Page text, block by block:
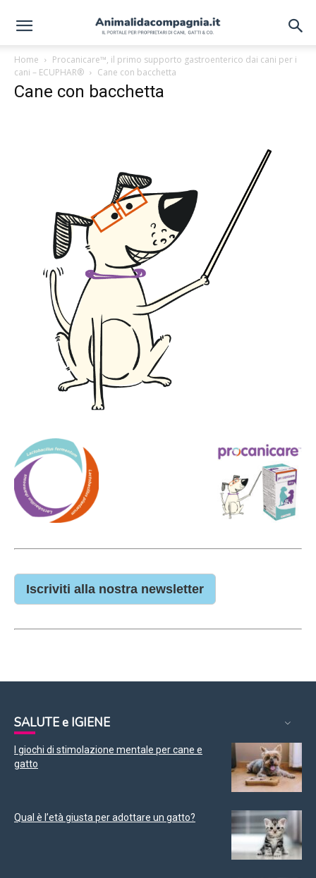
Home
Procanicare™, il primo supporto gastroenterico dai cani per i
cani – ECUPHAR®
Cane con bacchetta
Cane con bacchetta
Iscriviti alla nostra newsletter
SALUTE e IGIENE
I giochi di stimolazione mentale per cane e
gatto
Qual è l’età giusta per adottare un gatto?